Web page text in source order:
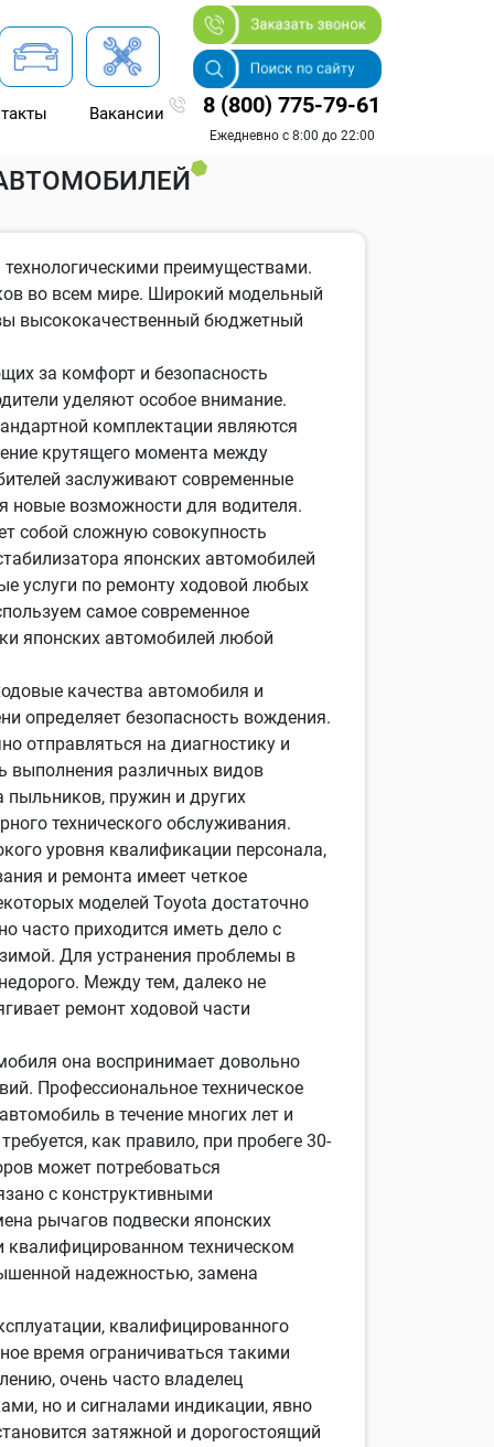
Вакансии 8 (800) 775-79-61
Ежедневно с 8:00 до 22:00
японских автомобилей
преимуществами.
во всем мире. Широкий модельный
высококачественный бюджетный
за комфорт и безопасность
уделяют особое внимание.
комплектации являются
крутящего момента между
заслуживают современные
новые возможности для водителя.
собой сложную совокупность
японских автомобилей
услуги по ремонту ходовой любых
самое современное
японских автомобилей любой
качества автомобиля и
определяет безопасность вождения.
отправляться на диагностику и
выполнения различных видов
пыльников, пружин и других
технического обслуживания.
уровня квалификации персонала,
и ремонта имеет четкое
моделей Toyota достаточно
часто приходится иметь дело с
Для устранения проблемы в
Между тем, далеко не
ремонт ходовой части
она воспринимает довольно
Профессиональное техническое
в течение многих лет и
как правило, при пробеге 30-
может потребоваться
с конструктивными
рычагов подвески японских
квалифицированном техническом
надежностью, замена
квалифицированного
время ограничиваться такими
очень часто владелец
но и сигналами индикации, явно
затяжной и дорогостоящий